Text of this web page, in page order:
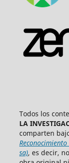
Todos los
LA
comparten
sa), es decir,